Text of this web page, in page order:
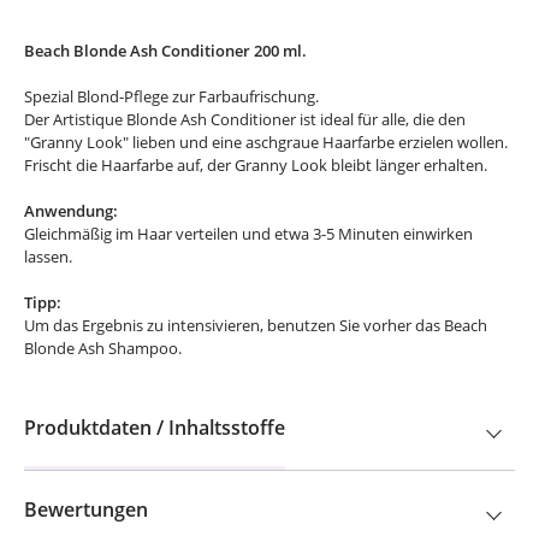
Beach Blonde Ash Conditioner 200 ml.
Spezial Blond-Pflege zur Farbaufrischung.
Der Artistique Blonde Ash Conditioner ist ideal für alle, die den
"Granny Look" lieben und eine aschgraue Haarfarbe erzielen wollen.
Frischt die Haarfarbe auf, der Granny Look bleibt länger erhalten.
Anwendung:
Gleichmäßig im Haar verteilen und etwa 3-5 Minuten einwirken
lassen.
Tipp:
Um das Ergebnis zu intensivieren, benutzen Sie vorher das Beach
Blonde Ash Shampoo.
Produktdaten / Inhaltsstoffe
Bewertungen